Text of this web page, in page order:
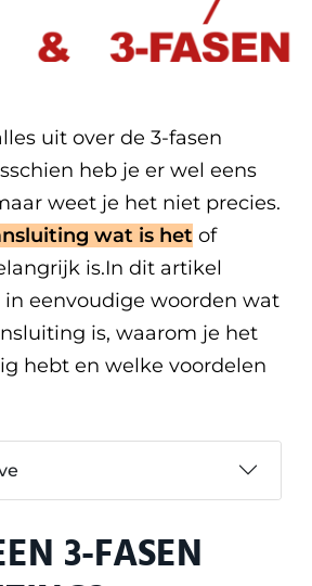
uit over de 3-fasen
heb je er wel eens
weet je het niet precies.
wat is het of
is.In dit artikel
eenvoudige woorden wat
is, waarom je het
hebt en welke voordelen
3-FASEN